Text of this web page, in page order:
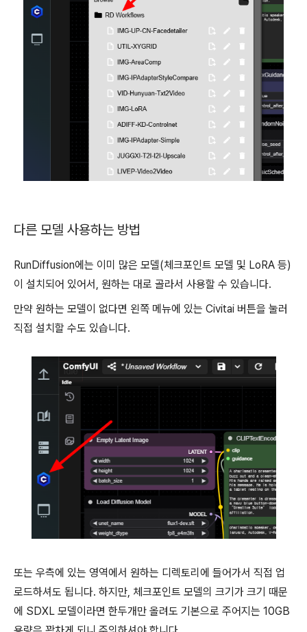
다른 모델 사용하는 방법
RunDiffusion에는 이미 많은 모델(체크포인트 모델 및 LoRA 등)
이 설치되어 있어서, 원하는 대로 골라서 사용할 수 있습니다.
만약 원하는 모델이 없다면 왼쪽 메뉴에 있는 Civitai 버튼을 눌러
직접 설치할 수도 있습니다.
또는 우측에 있는 영역에서 원하는 디렉토리에 들어가서 직접 업
로드하셔도 됩니다. 하지만, 체크포인트 모델의 크기가 크기 때문
에 SDXL 모델이라면 한두개만 올려도 기본으로 주어지는 10GB